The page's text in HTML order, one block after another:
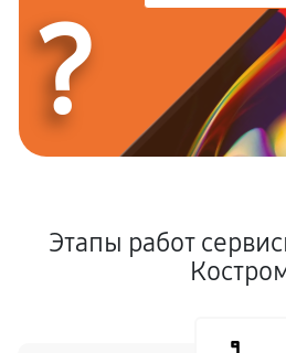
?
Этапы работ